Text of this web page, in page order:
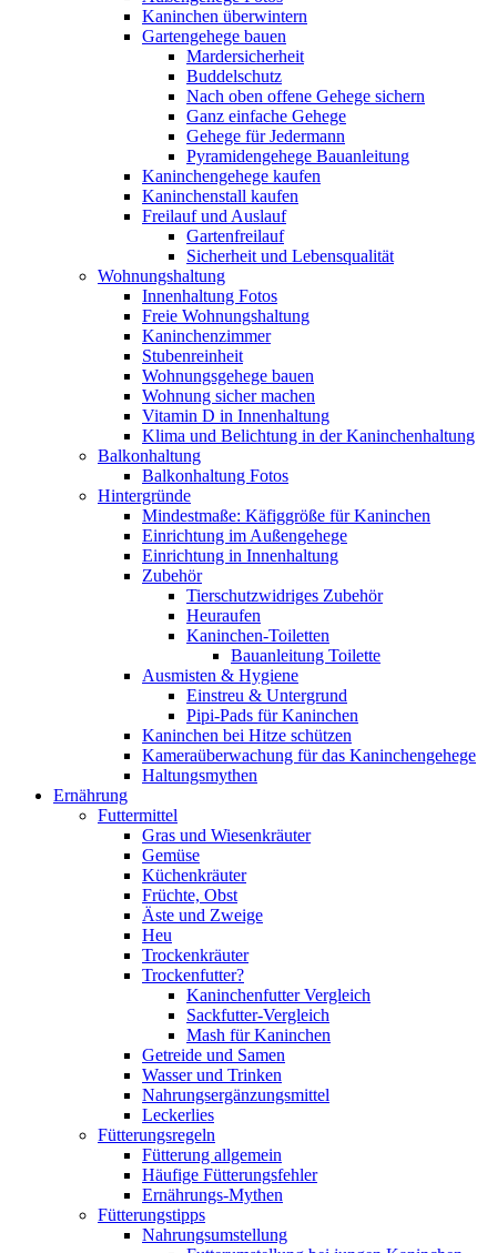
Kaninchen überwintern
Gartengehege bauen
Mardersicherheit
Buddelschutz
Nach oben offene Gehege sichern
Ganz einfache Gehege
Gehege für Jedermann
Pyramidengehege Bauanleitung
Kaninchengehege kaufen
Kaninchenstall kaufen
Freilauf und Auslauf
Gartenfreilauf
Sicherheit und Lebensqualität
Wohnungshaltung
Innenhaltung Fotos
Freie Wohnungshaltung
Kaninchenzimmer
Stubenreinheit
Wohnungsgehege bauen
Wohnung sicher machen
Vitamin D in Innenhaltung
Klima und Belichtung in der Kaninchenhaltung
Balkonhaltung
Balkonhaltung Fotos
Hintergründe
Mindestmaße: Käfiggröße für Kaninchen
Einrichtung im Außengehege
Einrichtung in Innenhaltung
Zubehör
Tierschutzwidriges Zubehör
Heuraufen
Kaninchen-Toiletten
Bauanleitung Toilette
Ausmisten & Hygiene
Einstreu & Untergrund
Pipi-Pads für Kaninchen
Kaninchen bei Hitze schützen
Kameraüberwachung für das Kaninchengehege
Haltungsmythen
Ernährung
Futtermittel
Gras und Wiesenkräuter
Gemüse
Küchenkräuter
Früchte, Obst
Äste und Zweige
Heu
Trockenkräuter
Trockenfutter?
Kaninchenfutter Vergleich
Sackfutter-Vergleich
Mash für Kaninchen
Getreide und Samen
Wasser und Trinken
Nahrungsergänzungsmittel
Leckerlies
Fütterungsregeln
Fütterung allgemein
Häufige Fütterungsfehler
Ernährungs-Mythen
Fütterungstipps
Nahrungsumstellung